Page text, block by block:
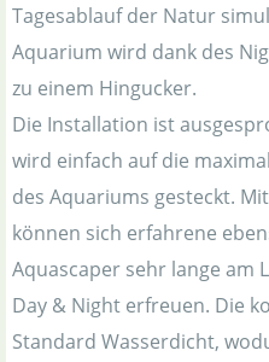
Tagesablauf der Natur
Aquarium wird dank des
zu einem Hingucker.
Die Installation ist
wird einfach auf die
des Aquariums gesteckt.
können sich erfahrene
Aquascaper sehr lange am
Day & Night erfreuen. Die
Standard Wasserdicht,